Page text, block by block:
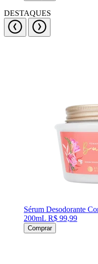
DESTAQUES
Sérum Desodorante
200mL R$ 99,99
Comprar